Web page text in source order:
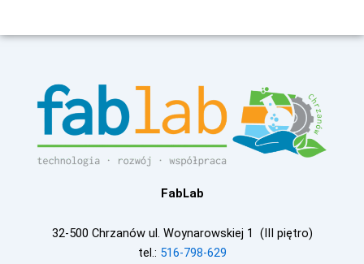
FabLab
32-500 Chrzanów ul. Woynarowskiej 1 (III piętro)
tel.: 516-798-629